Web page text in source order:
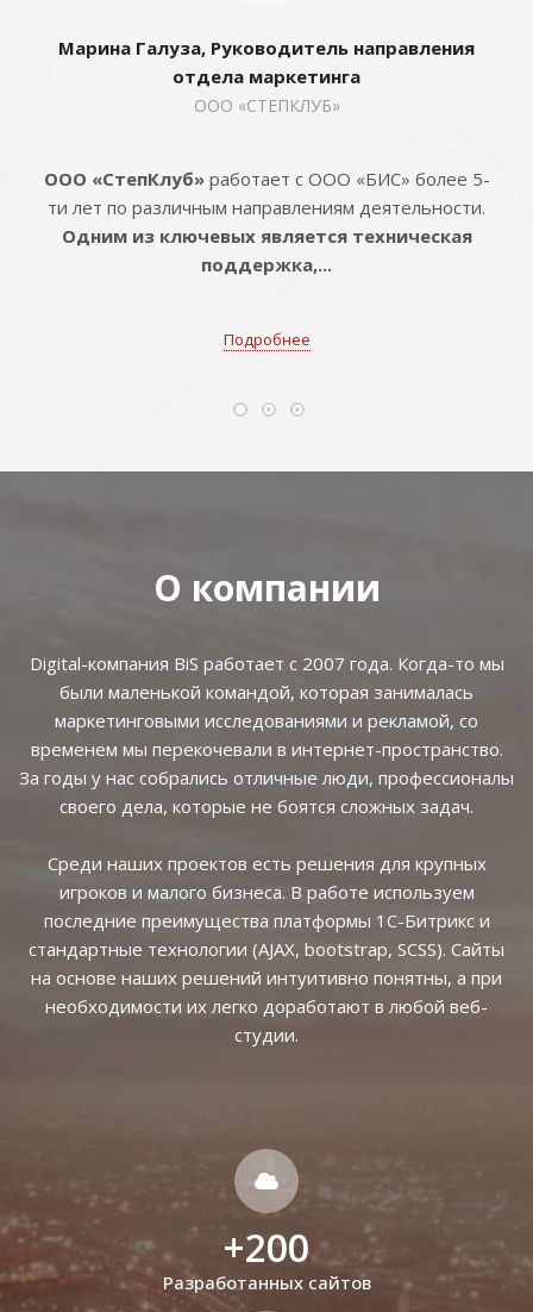
Марина Галуза, Руководитель направления
отдела маркетинга
ООО «СТЕПКЛУБ»
ООО «СтепКлуб»работает с ООО «БИС» более 5-
ти лет по различным направлениям деятельности.
Одним из ключевых является техническая
поддержка,...
Подробнее
О компании
Digital-компания BiS работает с 2007 года. Когда-то мы
были маленькой командой, которая занималась
маркетинговыми исследованиями и рекламой, со
временем мы перекочевали в интернет-пространство.
За годы у нас собрались отличные люди, профессионалы
своего дела, которые не боятся сложных задач.
Среди наших проектов есть решения для крупных
игроков и малого бизнеса. В работе используем
последние преимущества платформы 1С-Битрикс и
стандартные технологии (AJAX, bootstrap, SCSS). Сайты
на основе наших решений интуитивно понятны, а при
необходимости их легко доработают в любой веб-
студии.
+200
Разработанных сайтов